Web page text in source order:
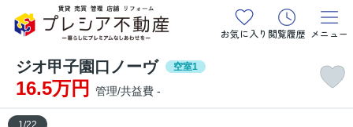
お気に入り 閲覧履歴 メニュー
ジオ甲子園口ノーヴ 空室1
16.5万円 管理/共益費 -
1 /22